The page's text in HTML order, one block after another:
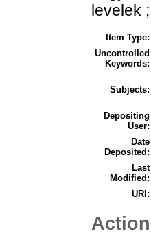
levelek
Item Type:
Uncontrolled
Keywords:
Subjects:
Depositing
User:
Date
Deposited:
Last
Modified:
URI: